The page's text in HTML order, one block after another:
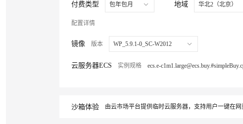
付费类型 包年包月 地域 华北2（北京）
配置详情
镜像 版本 WP_5.9.1-0_SC-W2012
云服务器ECS 实例规格
沙箱体验 由云市场平台提供临时云服务器，支持用户一键在